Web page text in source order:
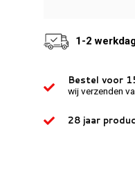
1-2
Bestel voor
wij verzenden
28 jaar